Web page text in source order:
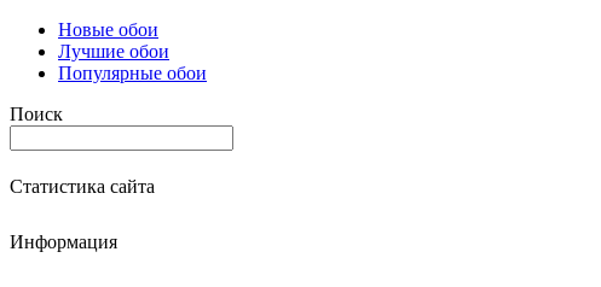
Новые обои
Лучшие обои
Популярные обои
Поиск
Статистика сайта
Информация